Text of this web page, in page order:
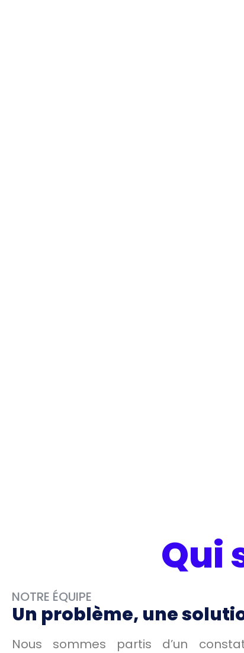
Qui
NOTRE ÉQUIPE
Un problème, une
Nous sommes partis d’un